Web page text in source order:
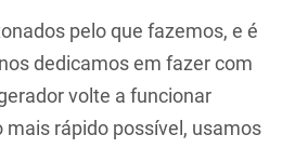
pelo que fazemos, e é
dedicamos em fazer com
volte a funcionar
mais rápido possível, usamos